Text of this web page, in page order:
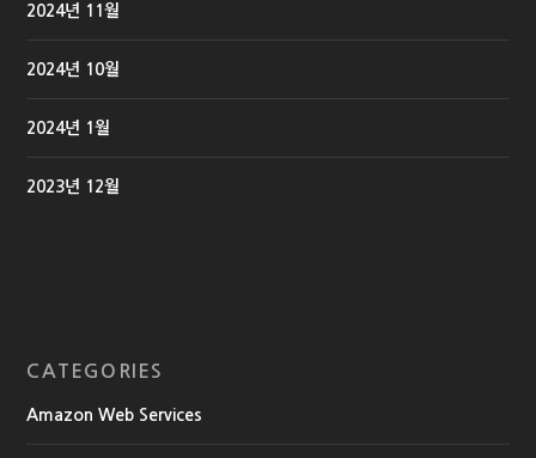
2024년 11월
2024년 10월
2024년 1월
2023년 12월
CATEGORIES
Amazon Web Services